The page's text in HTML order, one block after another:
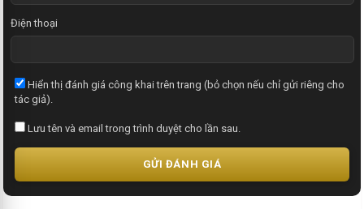
Điện thoại
Hiển thị đánh giá công khai trên trang (bỏ chọn nếu chỉ gửi riêng cho
tác giả).
Lưu tên và email trong trình duyệt cho lần sau.
GỬI ĐÁNH GIÁ